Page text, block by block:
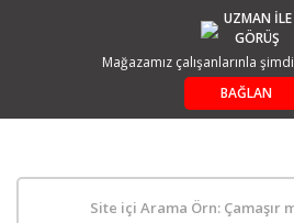
UZMAN İLE
GÖRÜŞ
Mağazamız çalışanlarınla şimdi
BAĞLAN